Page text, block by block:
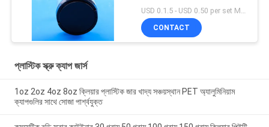
USD 0.1.5 - USD 0.50 per set MOQ:10000SET
CONTACT
প্লাস্টিক স্ক্রু ক্যাপ জার্স
1oz 2oz 4oz 8oz ক্লিয়ার প্লাস্টিক জার খাদ্য সঞ্চয়স্থান PET অ্যালুমিনিয়াম
ক্যাপগুলির সাথে সোজা পার্শ্বযুক্ত